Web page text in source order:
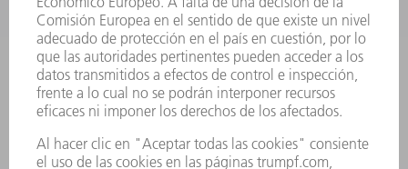
Preguntas más frecuentes
Condiciones generales de venta
CONTACTO
Departamento de Repuestos
+34 91 657 36 70
Viernes de 8h – 17h
repuestos@es.trumpf.com